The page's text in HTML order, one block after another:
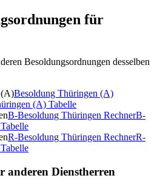
für
Besoldungsordnungen desselben
(A)Besoldung Thüringen (A)
(A) Tabelle
B-Besoldung Thüringen RechnerB-
Tabelle
R-Besoldung Thüringen RechnerR-
Tabelle
anderen Dienstherren